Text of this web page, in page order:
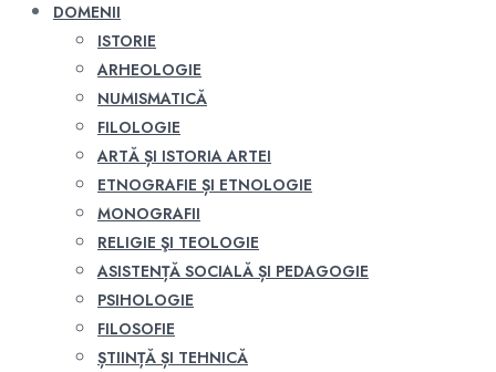
DOMENII
ISTORIE
ARHEOLOGIE
NUMISMATICĂ
FILOLOGIE
ARTĂ ȘI ISTORIA ARTEI
ETNOGRAFIE ȘI ETNOLOGIE
MONOGRAFII
RELIGIE ŞI TEOLOGIE
ASISTENȚĂ SOCIALĂ ȘI PEDAGOGIE
PSIHOLOGIE
FILOSOFIE
ȘTIINȚĂ ȘI TEHNICĂ